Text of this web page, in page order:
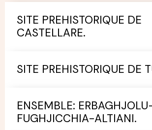
SITE PREHISTORIQUE DE
CASTELLARE.
SITE PREHISTORIQUE DE
ENSEMBLE:
FUGHJICCHIA-ALTIANI.